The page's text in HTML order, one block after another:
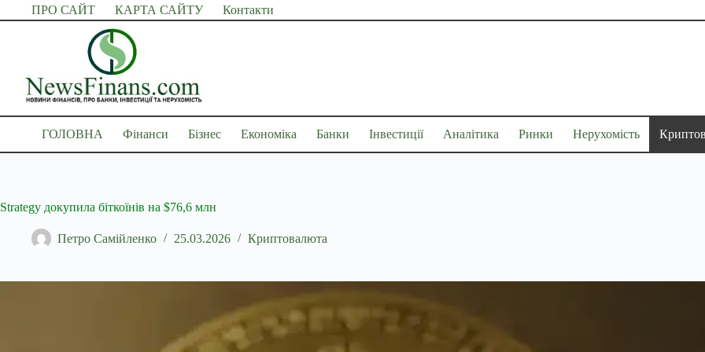
Перейти
до
ПРО САЙТ КАРТА САЙТУ Контакти
ГОЛОВНА Фінанси Бізнес Економіка Банки Інвестиції Аналітика Ринки Нерухомість
Strategy докупила біткоїнів на $76,6 млн
Петро Самійленко 25.03.2026 Криптовалюта